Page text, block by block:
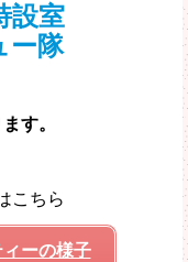
設室
ー隊
す。
こちら
ーの様子